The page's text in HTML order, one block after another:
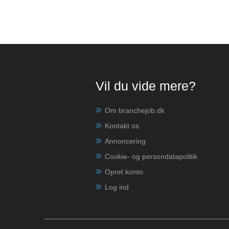
Vil du vide mere?
Om branchejob.dk
Kontakt os
Annoncering
Cookie- og persondatapolitik
Opret konto
Log ind